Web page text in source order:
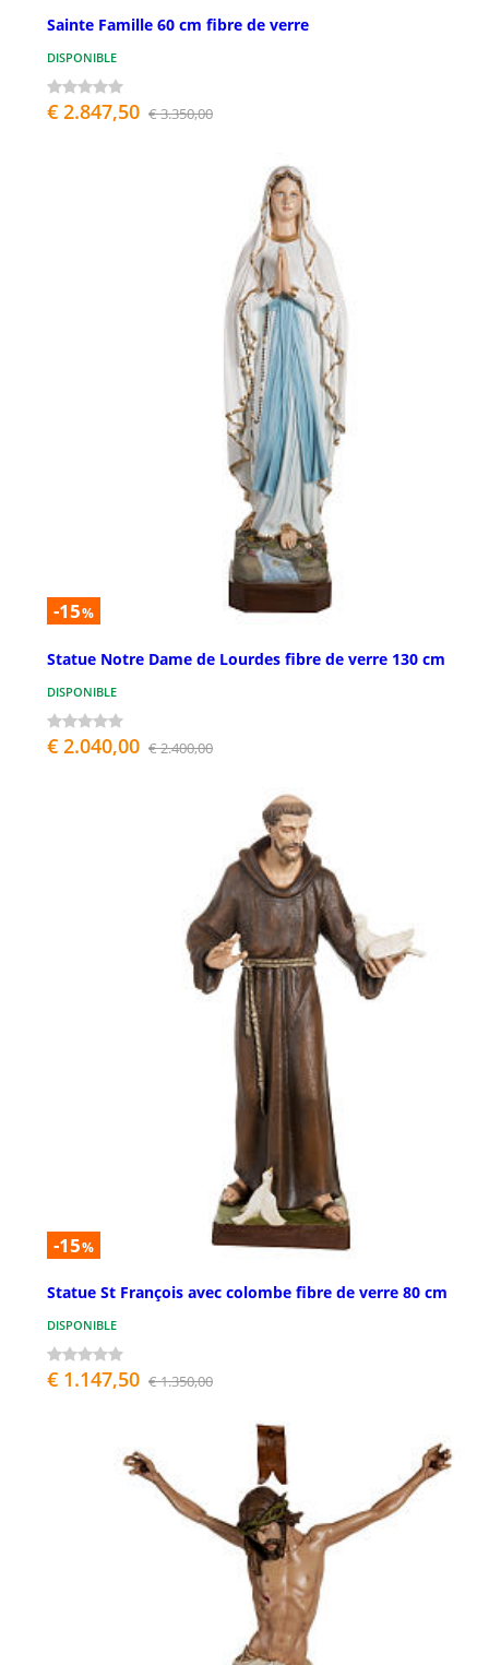
Sainte Famille 60 cm fibre de verre
DISPONIBLE
€ 2.847,50 € 3.350,00
-15%
Statue Notre Dame de Lourdes fibre de verre 130 cm
DISPONIBLE
€ 2.040,00 € 2.400,00
-15%
Statue St François avec colombe fibre de verre 80 cm
DISPONIBLE
€ 1.147,50 € 1.350,00